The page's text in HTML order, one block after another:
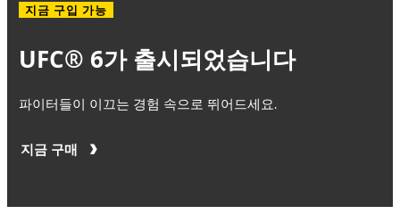
지금 구입 가능
UFC® 6가 출시되었습니다
파이터들이 이끄는 경험 속으로 뛰어드세요.
지금 구매